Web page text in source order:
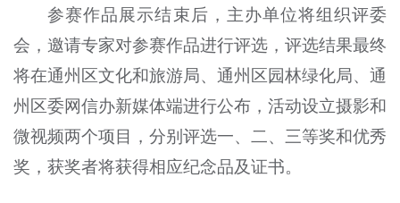
参赛作品展示结束后，主办单位将组织评委
会，邀请专家对参赛作品进行评选，评选结果最终
将在通州区文化和旅游局、通州区园林绿化局、通
州区委网信办新媒体端进行公布，活动设立摄影和
微视频两个项目，分别评选一、二、三等奖和优秀
奖，获奖者将获得相应纪念品及证书。